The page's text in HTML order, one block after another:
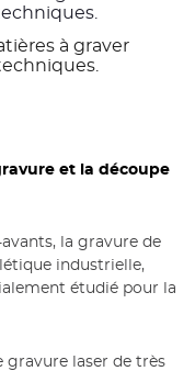
et la découpe
la gravure de
industrielle,
étudié pour la
gravure laser de très